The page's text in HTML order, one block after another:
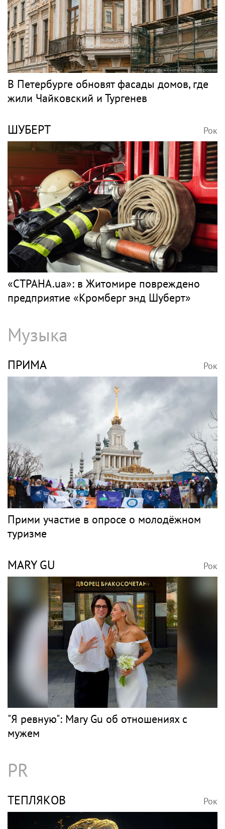
В Петербурге обновят фасады домов, где
жили Чайковский и Тургенев
ШУБЕРТ Рок
«СТРАНА.ua»: в Житомире повреждено
предприятие «Кромберг энд Шуберт»
Музыка
ПРИМА Рок
Прими участие в опросе о молодёжном
туризме
MARY GU Рок
"Я ревную": Mary Gu об отношениях с
мужем
PR
ТЕПЛЯКОВ Рок